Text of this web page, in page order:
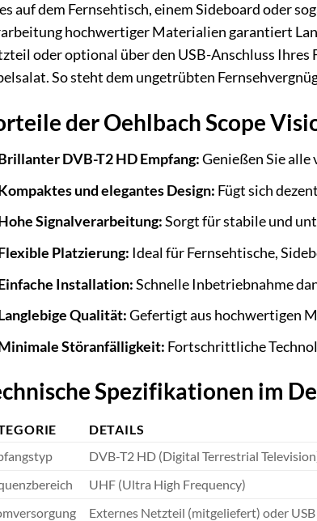
auf dem Fernsehtisch, einem Sideboard oder
hochwertiger Materialien garantiert
oder optional über den USB-Anschluss
So steht dem ungetrübten
der Oehlbach Scope
DVB-T2 HD Empfang:Genießen Sie
und elegantes Design: Fügt sich
Signalverarbeitung:Sorgt für stabile und
Platzierung: Ideal für Fernsehtische,
Installation:Schnelle Inbetriebnahme
Qualität:Gefertigt aus hochwertigen
Störanfälligkeit: Fortschrittliche
Spezifikationen im
DETAILS
DVB-T2 HD (Digital Terrestrial
UHF (Ultra High Frequency)
Externes Netzteil (mitgeliefert) oder